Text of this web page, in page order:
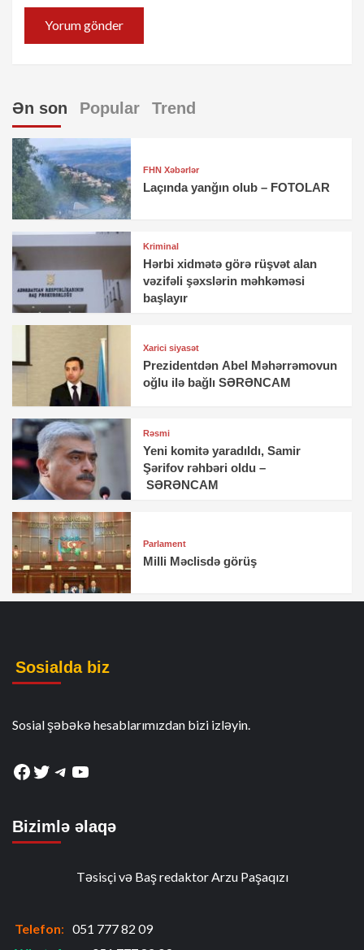
Ən son Popular Trend
FHN Xəbərlər
Laçında yanğın olub – FOTOLAR
Kriminal
Hərbi xidmətə görə rüşvət alan
vəzifəli şəxslərin məhkəməsi
başlayır
Xarici siyasət
Prezidentdən Abel Məhərrəmovun
oğlu ilə bağlı SƏRƏNCAM
Rəsmi
Yeni komitə yaradıldı, Samir
Şərifov rəhbəri oldu –
SƏRƏNCAM
Parlament
Milli Məclisdə görüş
Sosialda biz
Sosial şəbəkə hesablarımızdan bizi izləyin.
Facebook
Twitter
Telegram
YouTube
Bizimlə əlaqə
Təsisçi və Baş redaktor Arzu Paşaqızı
Telefon: 051 777 82 09